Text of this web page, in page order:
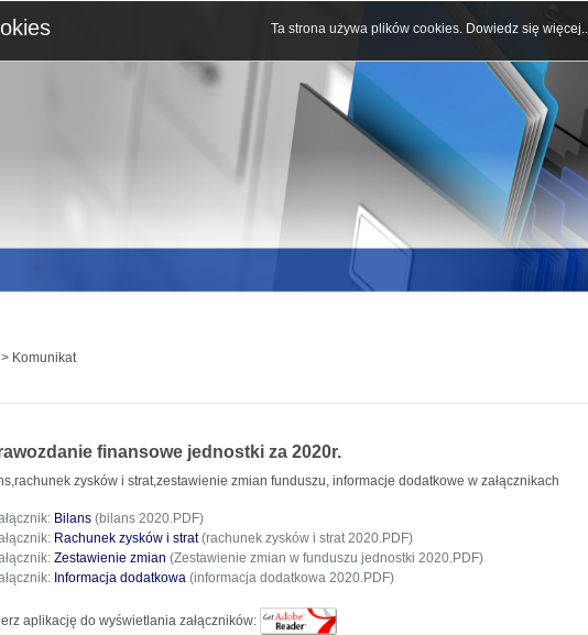
> Komunikat
finansowe jednostki za 2020r.
zysków i strat,zestawienie zmian funduszu, informacje dodatkowe w załącznikach
Bilans (bilans 2020.PDF)
Rachunek zysków i strat(rachunek zysków i strat 2020.PDF)
Zestawienie zmian (Zestawienie zmian w funduszu jednostki 2020.PDF)
Informacja dodatkowa (informacja dodatkowa 2020.PDF)
aplikację do wyświetlania załączników:
Ta strona używa plików cookies. Dowiedz się więcej...